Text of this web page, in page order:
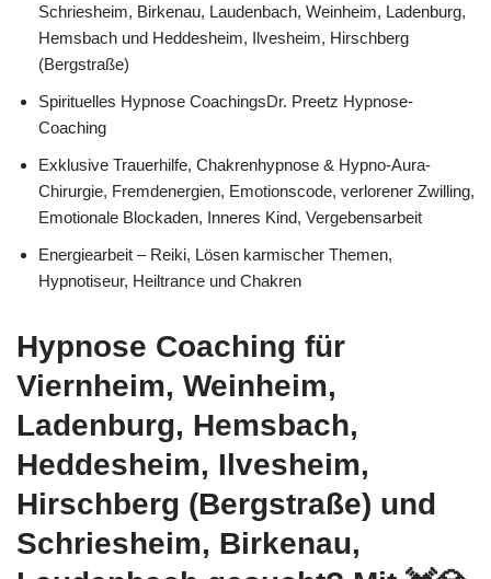
Schriesheim, Birkenau, Laudenbach, Weinheim, Ladenburg,
Hemsbach und Heddesheim, Ilvesheim, Hirschberg
(Bergstraße)
Spirituelles Hypnose CoachingsDr. Preetz Hypnose-
Coaching
Exklusive Trauerhilfe, Chakrenhypnose & Hypno-Aura-
Chirurgie, Fremdenergien, Emotionscode, verlorener Zwilling,
Emotionale Blockaden, Inneres Kind, Vergebensarbeit
Energiearbeit – Reiki, Lösen karmischer Themen,
Hypnotiseur, Heiltrance und Chakren
Hypnose Coaching für
Viernheim, Weinheim,
Ladenburg, Hemsbach,
Heddesheim, Ilvesheim,
Hirschberg (Bergstraße) und
Schriesheim, Birkenau,